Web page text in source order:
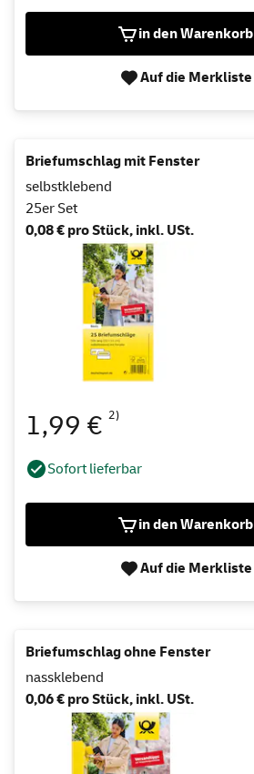
in den Warenkorb
Auf die Merkliste
Briefumschlag mit Fenster
selbstklebend
25er Set
0,08 € pro Stück, inkl. USt.
1,99 € 2)
Sofort lieferbar
in den Warenkorb
Auf die Merkliste
Briefumschlag ohne Fenster
nassklebend
0,06 € pro Stück, inkl. USt.